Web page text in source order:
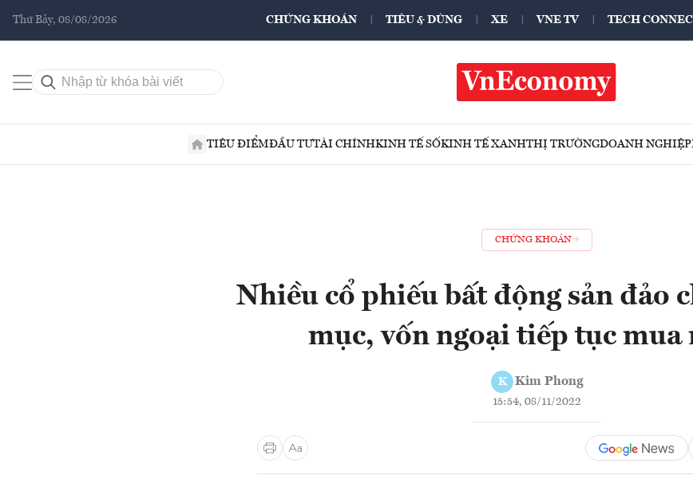
Thứ Bảy, 08/08/2026 CHỨNG KHOÁN TIÊU & DÙNG XE VNE TV TECH
TIÊU ĐIỂMĐẦU TƯTÀI CHÍNHKINH TẾ SỐKINH TẾ XANHTHỊ TRƯỜNGDOANH NGHIỆP
CHỨNG KHOÁN
Nhiều cổ phiếu bất động sản đảo
mục, vốn ngoại tiếp tục mua
K Kim Phong
15:54, 08/11/2022